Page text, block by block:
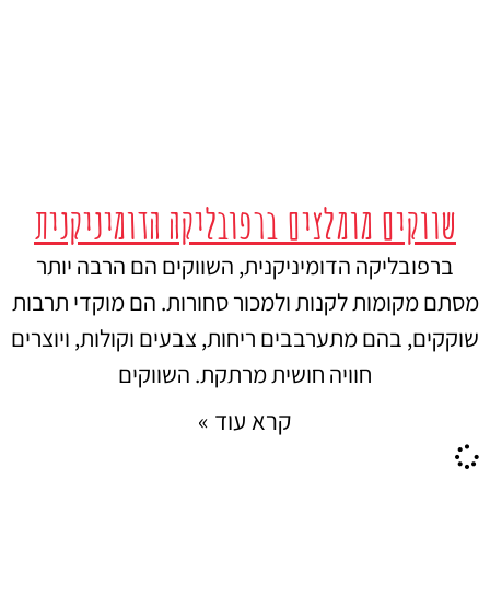
שווקים מומלצים ברפובליקה הדומיניקנית
ברפובליקה הדומיניקנית, השווקים הם הרבה יותר
מסתם מקומות לקנות ולמכור סחורות. הם מוקדי תרבות
שוקקים, בהם מתערבבים ריחות, צבעים וקולות, ויוצרים
חוויה חושית מרתקת. השווקים
קרא עוד »